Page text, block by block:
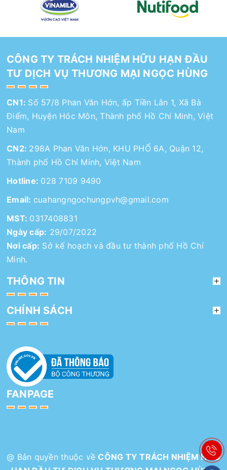
CÔNG TY TRÁCH NHIỆM HỮU HẠN ĐẦU
TƯ DỊCH VỤ THƯƠNG MẠI NGỌC HÙNG
CN1: Số 57/8 Phan Văn Hớn, ấp Tiền Lân 1, Xã Bà
Điểm, Huyện Hóc Môn, Thành phố Hồ Chí Minh, Việt
Nam
CN2: 298A Phan Văn Hớn, KHU PHỐ 6A, Quận 12,
Thành phố Hồ Chí Minh, Việt Nam
Hotline: 028 7109 9490
Email: cuahangngochungpvh@gmail.com
MST: 0317408831
Ngày cấp: 29/07/2022
Nơi cấp: Sở kế hoạch và đầu tư thành phố Hồ Chí
Minh.
THÔNG TIN
CHÍNH SÁCH
FANPAGE
@ Bản quyền thuộc về CÔNG TY TRÁCH NHIỆM HỮU